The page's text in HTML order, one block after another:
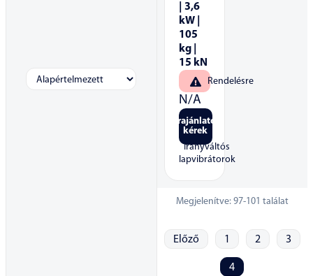
| 3,6
kW |
105
kg |
15 kN
Rendelésre
N/A
Árajánlatot
kérek
Irányváltós
lapvibrátorok
Megjelenítve: 97-101 találat
Előző 1 2 3
4